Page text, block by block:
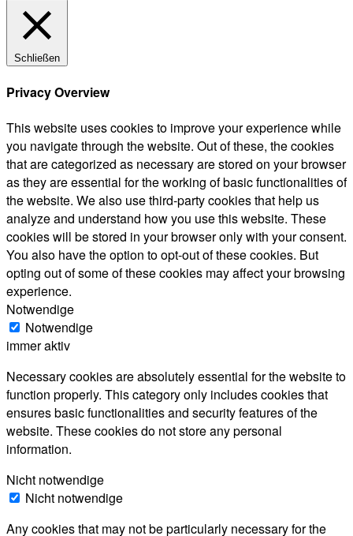
Schließen
Privacy Overview
This website uses cookies to improve your experience while
you navigate through the website. Out of these, the cookies
that are categorized as necessary are stored on your browser
as they are essential for the working of basic functionalities of
the website. We also use third-party cookies that help us
analyze and understand how you use this website. These
cookies will be stored in your browser only with your consent.
You also have the option to opt-out of these cookies. But
opting out of some of these cookies may affect your browsing
experience.
Notwendige
Notwendige
immer aktiv
Necessary cookies are absolutely essential for the website to
function properly. This category only includes cookies that
ensures basic functionalities and security features of the
website. These cookies do not store any personal
information.
Nicht notwendige
Nicht notwendige
Any cookies that may not be particularly necessary for the